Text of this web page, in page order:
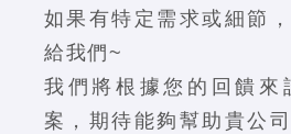
如果有特定需求或細節
給我們~
我們將根據您的回饋來
案，期待能夠幫助貴公